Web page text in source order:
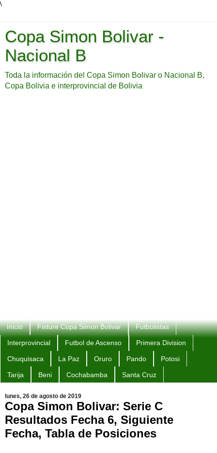
\
Copa Simon Bolivar -
Nacional B
Toda la información del Copa Simon Bolivar o Nacional B,
Copa Bolivia e interprovincial de Bolivia
Inicio Fixture Copa Simon Bolivar Futbolistas
Interprovincial Futbol de Ascenso Primera Division
Chuquisaca La Paz Oruro Pando Potosi
Tarija Beni Cochabamba Santa Cruz
lunes, 26 de agosto de 2019
Copa Simon Bolivar: Serie C
Resultados Fecha 6, Siguiente
Fecha, Tabla de Posiciones